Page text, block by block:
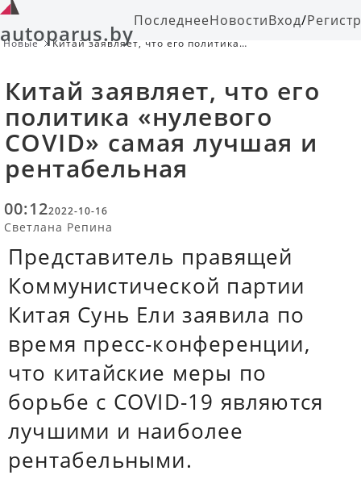
autoparus.byПоследнееНовостиВход/
Новые
Китай заявляет, что его политика
Китай заявляет, что его
политика «нулевого
COVID» самая лучшая и
рентабельная
00:122022-10-16
Светлана Репина
Представитель правящей
Коммунистической партии
Китая Сунь Ели заявила по
время пресс-конференции,
что китайские меры по
борьбе с COVID-19 являются
лучшими и наиболее
рентабельными.